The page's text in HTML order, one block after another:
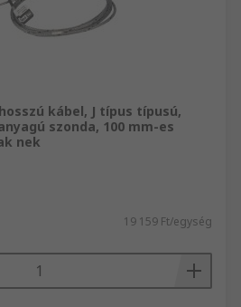
hosszú kábel, J típus típusú,
szonda, 100 mm-es
nek
19 159 Ft/egység